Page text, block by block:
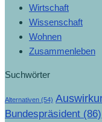
Wirtschaft
Wissenschaft
Wohnen
Zusammenleben
Suchwörter
Alternativen (54)
Bundespräsident (86)